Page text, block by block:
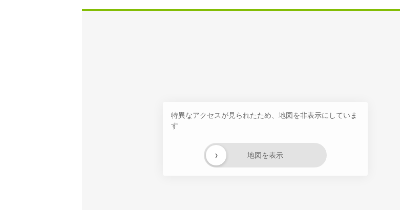
特異なアクセスが見られたため、地図を非表示にしていま
す
地図を表示
›